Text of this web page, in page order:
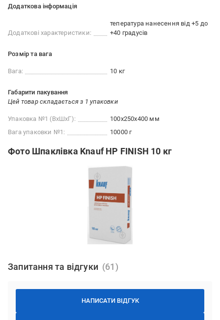
Додаткова інформація
Додаткові характеристики:
тепература нанесення від +5 до
+40 градусів
Розмір та вага
Вага: 10 кг
Габарити пакування
Цей товар складається з 1 упаковки
Упаковка №1 (ВхШхГ):
100x250x400 мм
Вага упаковки №1:
10000 г
Фото Шпаклівка Knauf НР FINISH 10 кг
Запитання та відгуки
НАПИСАТИ ВІДГУК